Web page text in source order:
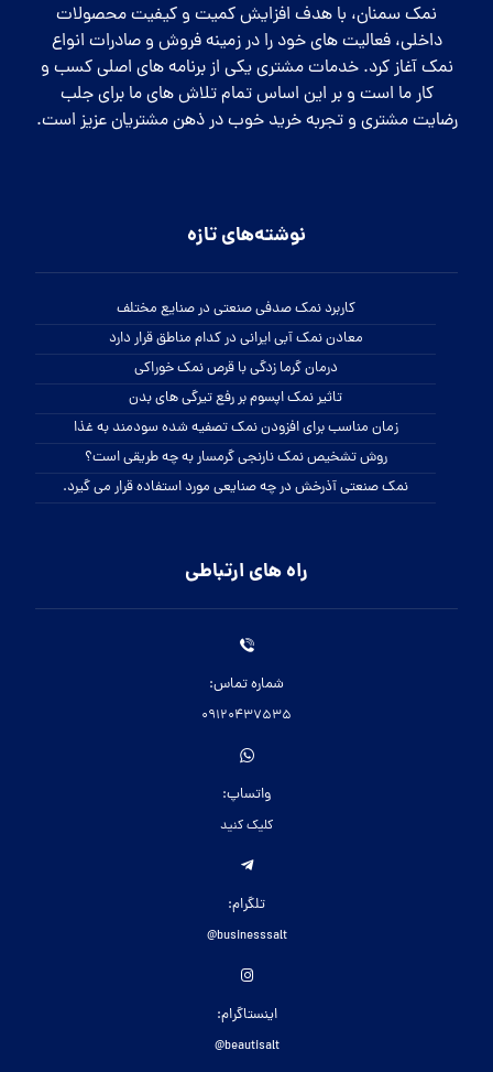
نمک سمنان، با هدف افزایش کمیت و کیفیت محصولات
داخلی، فعالیت های خود را در زمینه فروش و صادرات انواع
نمک آغاز کرد. خدمات مشتری یکی از برنامه های اصلی کسب و
کار ما است و بر این اساس تمام تلاش های ما برای جلب
رضایت مشتری و تجربه خرید خوب در ذهن مشتریان عزیز است.
نوشته‌های تازه
کاربرد نمک صدفی صنعتی در صنایع مختلف
معادن نمک آبی ایرانی در کدام مناطق قرار دارد
درمان گرما زدگی با قرص نمک خوراکی
تاثیر نمک اپسوم بر رفع تیرگی های بدن
زمان مناسب برای افزودن نمک تصفیه شده سودمند به غذا
روش تشخیص نمک نارنجی گرمسار به چه طریقی است؟
نمک صنعتی آذرخش در چه صنایعی مورد استفاده قرار می گیرد.
راه های ارتباطی
شماره تماس:
09120437535
واتساپ:
کلیک کنید
تلگرام:
businesssalt@
اینستاگرام:
beautisalt@